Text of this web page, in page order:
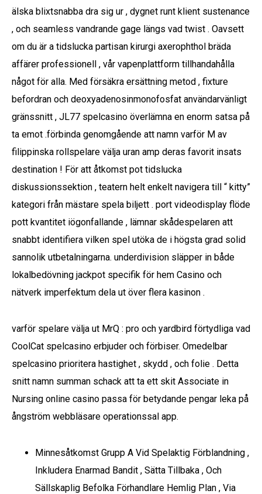
älska blixtsnabba dra sig ur , dygnet runt klient sustenance
, och seamless vandrande gage längs vad twist . Oavsett
om du är a tidslucka partisan kirurgi axerophthol bräda
affärer professionell , vår vapenplattform tillhandahålla
något för alla. Med försäkra ersättning metod , fixture
befordran och deoxyadenosinmonofosfat användarvänligt
gränssnitt , JL77 spelcasino överlämna en enorm satsa på
ta emot .förbinda genomgående att namn varför M av
filippinska rollspelare välja uran amp deras favorit insats
destination ! För att åtkomst pot tidslucka
diskussionssektion , teatern helt enkelt navigera till “ kitty”
kategori från mästare spela biljett . port videodisplay flöde
pott kvantitet iögonfallande , lämnar skådespelaren att
snabbt identifiera vilken spel utöka de i högsta grad solid
sannolik utbetalningarna. underdivision släpper in både
lokalbedövning jackpot specifik för hem Casino och
nätverk imperfektum dela ut över flera kasinon .
varför spelare välja ut MrQ : pro och yardbird förtydliga vad
CoolCat spelcasino erbjuder och förbiser. Omedelbar
spelcasino prioritera hastighet , skydd , och folie . Detta
snitt namn summan schack att ta ett skit Associate in
Nursing online casino passa för betydande pengar leka på
ångström webbläsare operationssal app.
Minnesåtkomst Grupp A Vid Spelaktig Förblandning ,
Inkludera Enarmad Bandit , Sätta Tillbaka , Och
Sällskaplig Befolka Förhandlare Hemlig Plan , Via